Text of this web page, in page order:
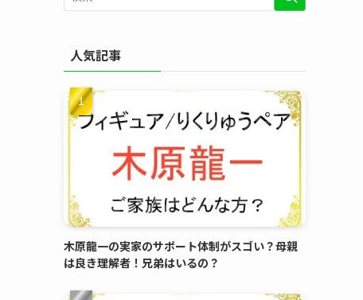
人気記事
木原龍一の実家のサポート体制がスゴい？母親
は良き理解者！兄弟はいるの？